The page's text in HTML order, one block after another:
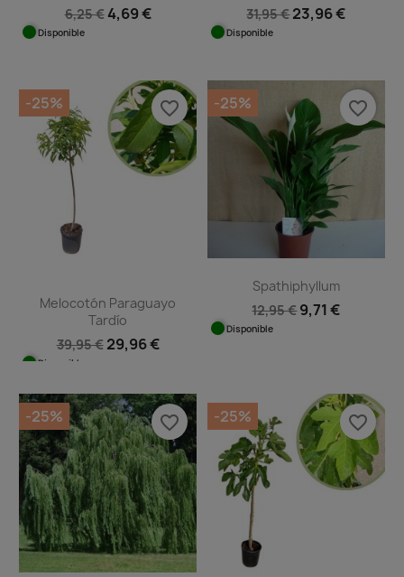
6,25 € 4,69 €
Disponible
31,95 €23,96 €
Disponible
Melocotón Paraguayo
Tardío
39,95 € 29,96 €
Disponible
-25% favorite_border
Spathiphyllum
12,95 €9,71 €
Disponible
-25% favorite_border
-25% favorite_border -25% favorite_border